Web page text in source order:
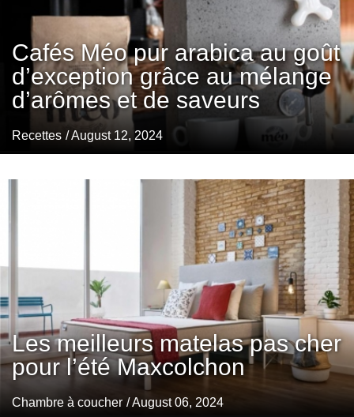
Cafés Méo pur arabica au goût
d’exception grâce au mélange
d’arômes et de saveurs
Recettes / August 12, 2024
Les meilleurs matelas pas cher
pour l’été Maxcolchon
Chambre à coucher / August 06, 2024